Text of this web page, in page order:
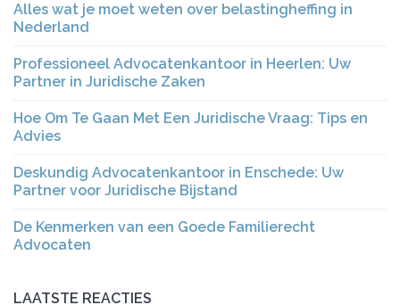
Alles wat je moet weten over belastingheffing in
Nederland
Professioneel Advocatenkantoor in Heerlen: Uw
Partner in Juridische Zaken
Hoe Om Te Gaan Met Een Juridische Vraag: Tips en
Advies
Deskundig Advocatenkantoor in Enschede: Uw
Partner voor Juridische Bijstand
De Kenmerken van een Goede Familierecht
Advocaten
LAATSTE REACTIES